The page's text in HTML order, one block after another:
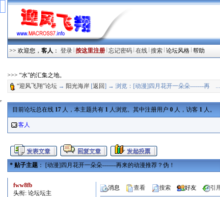
>> 欢迎您， 客人 ： 登录 按这里注册 忘记密码 在线 搜索 论坛风格 帮助
>>> “水”的汇集之地。
“迎风飞翔”论坛 → 阳光海岸 [返回] → 浏览：[动漫]四月花开一朵朵-------再
目前论坛总在线 17 人，本主题共有 1 人浏览。其中注册用户 0 人，访客 1 人
客人
* 贴子主题 ： [动漫]四月花开一朵朵-------再来的动漫推荐？伪！
fww8fb
头衔: 论坛坛主
消息 查看 搜索 好友 引